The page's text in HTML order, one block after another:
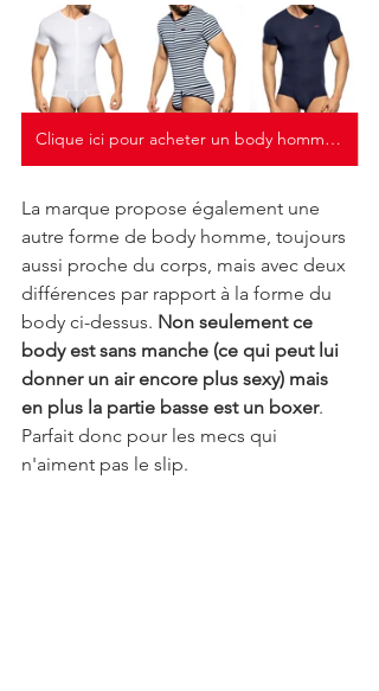
Clique ici pour acheter un body homme ES Collection
La marque propose également une
autre forme de body homme, toujours
aussi proche du corps, mais avec deux
différences par rapport à la forme du
body ci-dessus. Non seulement ce
body est sans manche (ce qui peut lui
donner un air encore plus sexy) mais
en plus la partie basse est un boxer.
Parfait donc pour les mecs qui
n'aiment pas le slip.